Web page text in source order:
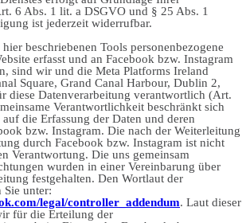
6 Abs. 1 lit. a DSGVO und § 25 Abs. 1
ist jederzeit widerrufbar.
beschriebenen Tools personenbezogene
erfasst und an Facebook bzw. Instagram
sind wir und die Meta Platforms Ireland
Square, Grand Canal Harbour, Dublin 2,
diese Datenverarbeitung verantwortlich (Art.
Verantwortlichkeit beschränkt sich
die Erfassung der Daten und deren
bzw. Instagram. Die nach der Weiterleitung
durch Facebook bzw. Instagram ist nicht
Verantwortung. Die uns gemeinsam
wurden in einer Vereinbarung über
festgehalten. Den Wortlaut der
Sie unter:
legal/controller_addendum. Laut dieser
für die Erteilung der